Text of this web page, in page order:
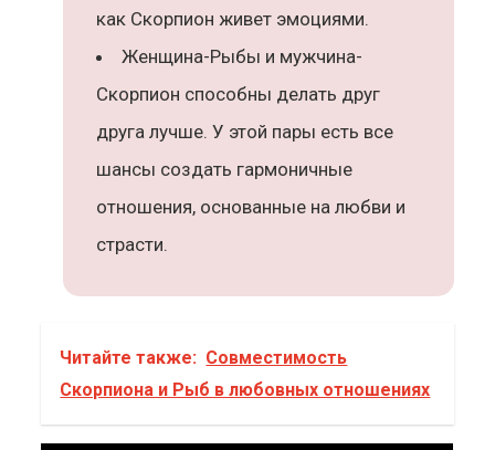
как Скорпион живет эмоциями.
Женщина-Рыбы и мужчина-
Скорпион способны делать друг
друга лучше. У этой пары есть все
шансы создать гармоничные
отношения, основанные на любви и
страсти.
Читайте также: Совместимость
Скорпиона и Рыб в любовных отношениях